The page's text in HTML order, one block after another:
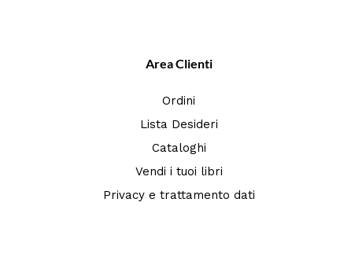
Area Clienti
Ordini
Lista Desideri
Cataloghi
Vendi i tuoi libri
Privacy e trattamento dati